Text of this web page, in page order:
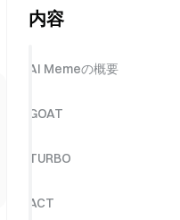
内容
AI Memeの概要
GOAT
TURBO
ACT